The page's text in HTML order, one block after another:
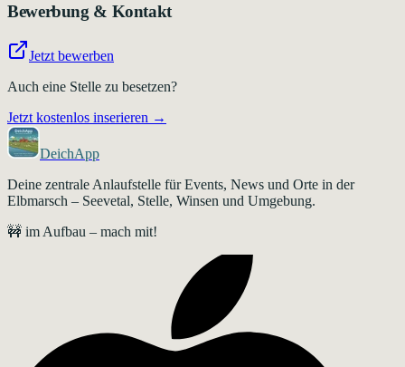
Bewerbung & Kontakt
Jetzt bewerben
Auch eine Stelle zu besetzen?
Jetzt kostenlos inserieren →
DeichApp
Deine zentrale Anlaufstelle für Events, News und Orte in der
Elbmarsch – Seevetal, Stelle, Winsen und Umgebung.
🚧 im Aufbau – mach mit!